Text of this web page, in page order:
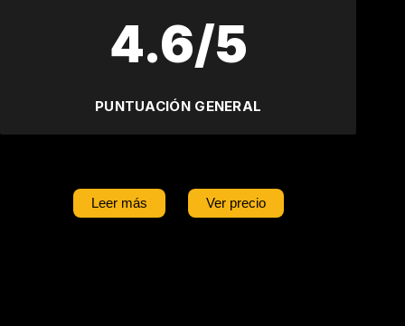
4.6/5
PUNTUACIÓN GENERAL
Leer más Ver precio